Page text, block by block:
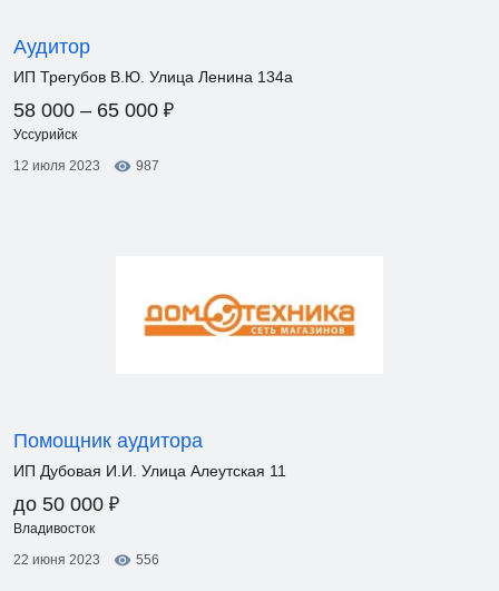
Аудитор
ИП Трегубов В.Ю. Улица Ленина 134а
58 000 – 65 000 ₽
Уссурийск
12 июля 2023
987
Помощник аудитора
ИП Дубовая И.И. Улица Алеутская 11
до 50 000 ₽
Владивосток
22 июня 2023
556